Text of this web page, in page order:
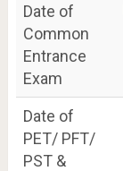
Date of
Common
Entrance
Exam
Date of
PET/ PFT/
PST &